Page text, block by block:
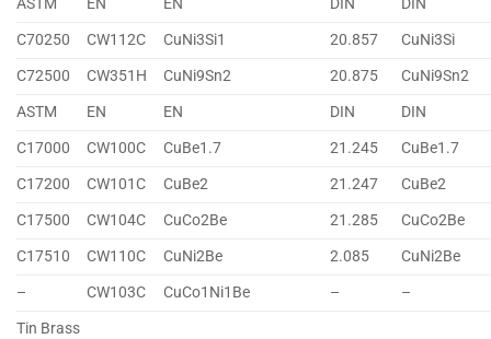
C70250
CW112C CuNi3Si1 20.857
CuNi3Si
C72500
CW351H CuNi9Sn2 20.875
CuNi9Sn2
ASTM
EN EN DIN
DIN
C17000
CW100C CuBe1.7 21.245
CuBe1.7
C17200
CW101C CuBe2 21.247
CuBe2
C17500
CW104C CuCo2Be 21.285
CuCo2Be
C17510
CW110C CuNi2Be 2.085
CuNi2Be
–
CW103C CuCo1Ni1Be –
–
Tin Brass